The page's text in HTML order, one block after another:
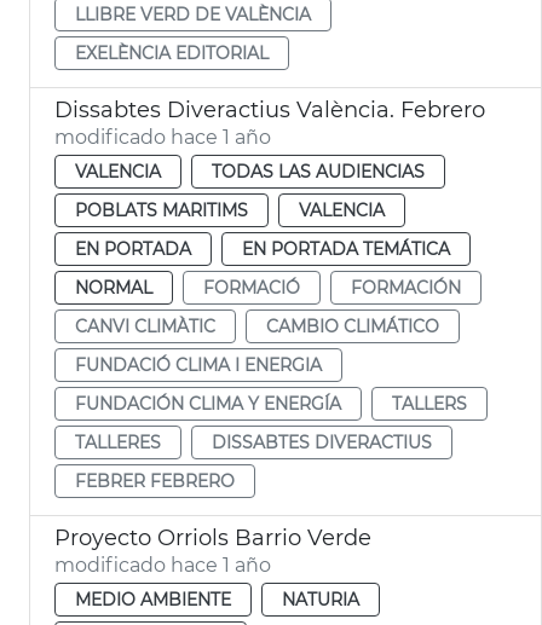
LLIBRE VERD DE VALÈNCIA
EXELÈNCIA EDITORIAL
Dissabtes Diveractius València. Febrero
modificado hace 1 año
VALENCIA
TODAS LAS AUDIENCIAS
POBLATS MARITIMS
VALENCIA
EN PORTADA
EN PORTADA TEMÁTICA
NORMAL
FORMACIÓ
FORMACIÓN
CANVI CLIMÀTIC
CAMBIO CLIMÁTICO
FUNDACIÓ CLIMA I ENERGIA
FUNDACIÓN CLIMA Y ENERGÍA
TALLERS
TALLERES
DISSABTES DIVERACTIUS
FEBRER FEBRERO
Proyecto Orriols Barrio Verde
modificado hace 1 año
MEDIO AMBIENTE
NATURIA